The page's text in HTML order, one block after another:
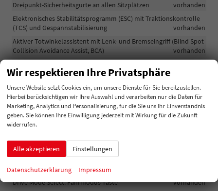
Dreipunkt-Sicherheitsgurte an allen Sitzplätzen
vorhanden
Elektronisches Stabilitätsprogramm (ESC) mit Traktionskontrolle
(TCS) und Gespannstabilisierung
vorhanden
Aktiver Totwinkelassistent mit Lenk- und Bremseingriff (Blind Spot
Collision Avoidance Assist, BCA)
vorhanden
inkl. Müdigkeitswarner (Driver Attention Warning, DAW) und
Lenkradkranz
vorhanden
2 Vorhangairbags
vorhanden
Servolenkung, elektronisch unterstützt
vorhanden
2 Seitenairbags
Gangwahl-Drehschalter (Shift-by-Wire), nur für DCT und Automatik
Drive Mode Select: Fahrmodus-Taste
vorhanden
Wir respektieren Ihre Privatsphäre
Unsere Website setzt Cookies ein, um unsere Dienste für Sie bereitzustellen.
Hierbei berücksichtigen wir Ihre Auswahl und verarbeiten nur die Daten für
Marketing, Analytics und Personalisierung, für die Sie uns Ihr Einverständnis
geben. Sie können Ihre Einwilligung jederzeit mit Wirkung für die Zukunft
widerrufen.
Alle akzeptieren Einstellungen
Datenschutzerklärung Impressum